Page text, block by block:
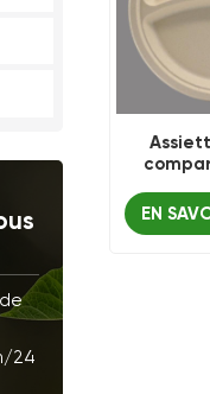
24
durable
EN